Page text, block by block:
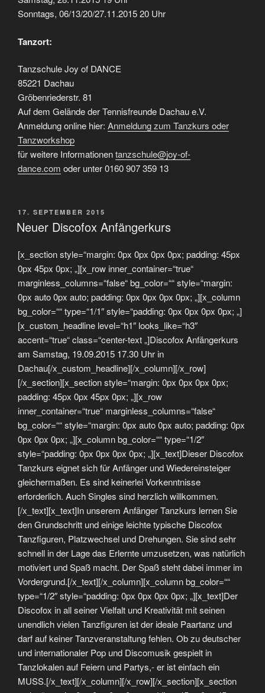
Sonntags, 06/13/20/27.11.2015 20 Uhr
Tanzort:
Tanzschule Joy of DANCE
85221 Dachau
Gröbenriederstr. 81
Auf dem Gelände der Tennisfreunde Dachau e.V.
Anmeldung online hier: Anmeldung zum Tanzkurs oder
Tanzworkshop
für weitere Informationentanzschule@joy-of-
dance.com oder unter 0160 907 359 13
VERÖFFENTLICHT
AM
17. SEPTEMBER 2015
Neuer Discofox Anfängerkurs
[x_section style=“margin: 0px 0px 0px 0px; padding: 45px
0px 45px 0px; „][x_row inner_container=“true“
marginless_columns=“false“ bg_color=““ style=“margin:
0px auto 0px auto; padding: 0px 0px 0px 0px; „][x_column
bg_color=““ type=“1/1″ style=“padding: 0px 0px 0px 0px; „]
[x_custom_headline level=“h1″ looks_like=“h3″
accent=“true“ class=“center-text „]Discofox Anfängerkurs
am Samstag, 19.09.2015 17.30 Uhr in
Dachau[/x_custom_headline][/x_column][/x_row]
[/x_section][x_section style=“margin: 0px 0px 0px 0px;
padding: 45px 0px 45px 0px; „][x_row
inner_container=“true“ marginless_columns=“false“
bg_color=““ style=“margin: 0px auto 0px auto; padding: 0px
0px 0px 0px; „][x_column bg_color=““ type=“1/2″
style=“padding: 0px 0px 0px 0px; „][x_text]Dieser Discofox
Tanzkurs eignet sich für Anfänger und Wiedereinsteiger
gleichermaßen. Es sind keinerlei Vorkenntnisse
erforderlich. Auch Singles sind herzlich willkommen.
[/x_text][x_text]In unserem Anfänger Tanzkurs lernen Sie
den Grundschritt und einige leichte typische Discofox
Tanzfiguren, Platzwechsel und Drehungen. Sie sind sehr
schnell in der Lage das Erlernte umzusetzen, was natürlich
motiviert und Spaß macht. Der Spaß steht dabei immer im
Vordergrund.[/x_text][/x_column][x_column bg_color=““
type=“1/2″ style=“padding: 0px 0px 0px 0px; „][x_text]Der
Discofox in all seiner Vielfalt und Kreativität mit seinen
unendlich vielen Tanzfiguren ist der ideale Paartanz und
darf auf keiner Tanzveranstaltung fehlen. Ob zu deutscher
und internationaler Pop und Discomusik gespielt in
Tanzlokalen auf Feiern und Partys,- er ist einfach ein
MUSS.[/x_text][/x_column][/x_row][/x_section][x_section